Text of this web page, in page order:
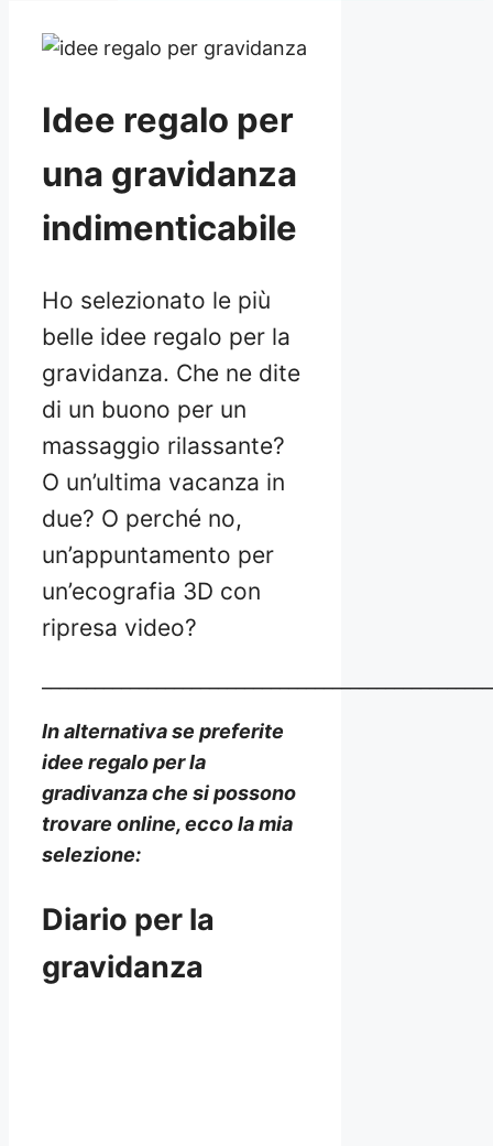
Idee regalo per
una gravidanza
indimenticabile
Ho selezionato le più
belle idee regalo per la
gravidanza. Che ne dite
di un buono per un
massaggio rilassante?
O un’ultima vacanza in
due? O perché no,
un’appuntamento per
un’ecografia 3D con
ripresa video?
In alternativa se preferite
idee regalo per la
gradivanza che si possono
trovare online, ecco la mia
selezione:
Diario per la
gravidanza